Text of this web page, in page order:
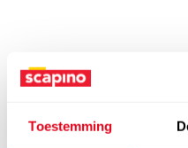
Toestemming